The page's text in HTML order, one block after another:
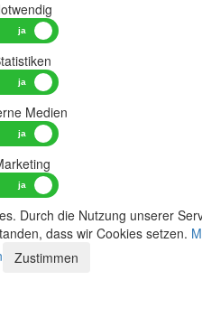
Medien
Durch die Nutzung unserer
dass wir Cookies setzen.
Zustimmen